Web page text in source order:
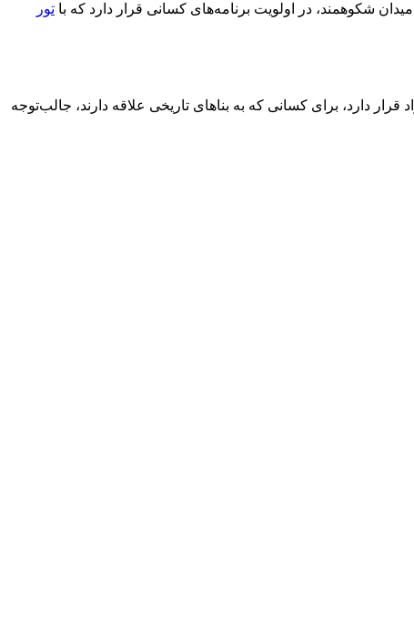
شکوهمند، در اولویت برنامه‌های کسانی قرار دارد که با تور
دارد، برای کسانی که به بناهای تاریخی علاقه دارند، جالب‌توجه